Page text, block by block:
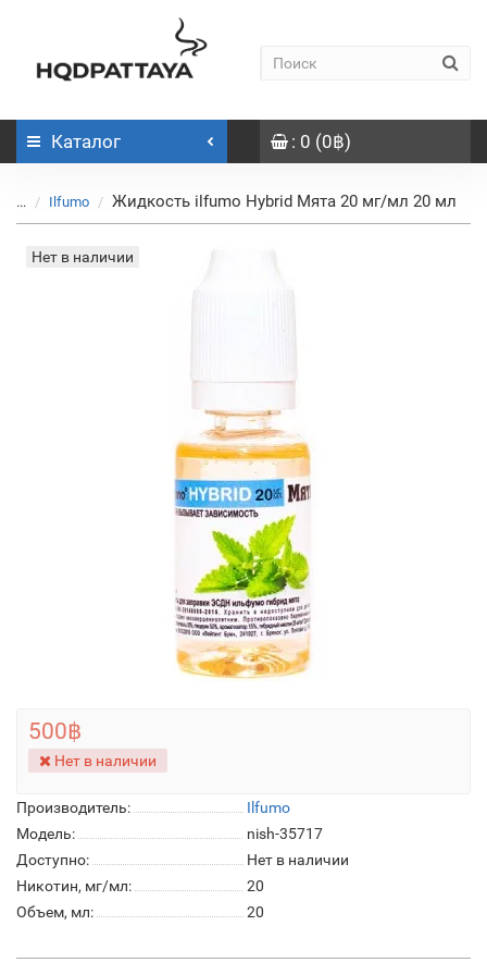
Каталог : 0 (0฿)
... Ilfumo Жидкость ilfumo Hybrid Мята 20 мг/мл 20 мл
Нет в наличии
Производитель:
Ilfumo
Модель:
nish-35717
Доступно:
Нет в наличии
Никотин, мг/мл:
20
Объем, мл:
20
500฿
Нет в наличии